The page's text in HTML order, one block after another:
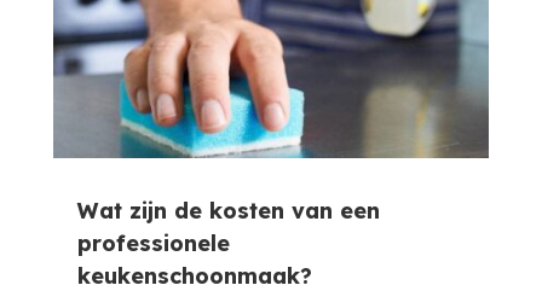
Wat zijn de kosten van een
professionele
keukenschoonmaak?